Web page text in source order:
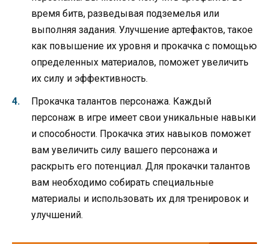
время битв, разведывая подземелья или
выполняя задания. Улучшение артефактов, такое
как повышение их уровня и прокачка с помощью
определенных материалов, поможет увеличить
их силу и эффективность.
Прокачка талантов персонажа. Каждый
персонаж в игре имеет свои уникальные навыки
и способности. Прокачка этих навыков поможет
вам увеличить силу вашего персонажа и
раскрыть его потенциал. Для прокачки талантов
вам необходимо собирать специальные
материалы и использовать их для тренировок и
улучшений.